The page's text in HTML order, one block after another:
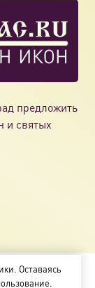
предложить
и святых
Оставаясь